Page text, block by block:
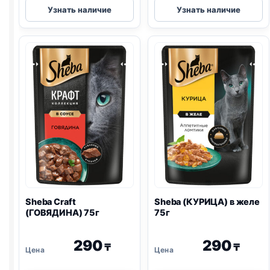
(КРОЛИК,
ИНДЕЙКА)
Узнать наличие
(ТЕЛЯТИНА)
в
Узнать наличие
Sheba Craft
(ГОВЯДИНА) 75г
290₸
Sheba (КУРИЦА) в желе
75г
290₸